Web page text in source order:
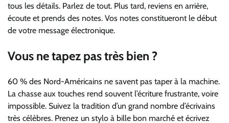
tous les détails. Parlez de tout. Plus tard, reviens en arrière,
écoute et prends des notes. Vos notes constitueront le début
de votre message électronique.
Vous ne tapez pas très bien ?
60 % des Nord-Américains ne savent pas taper à la machine.
La chasse aux touches rend souvent l’écriture frustrante, voire
impossible. Suivez la tradition d’un grand nombre d’écrivains
très célèbres. Prenez un stylo à bille bon marché et écrivez